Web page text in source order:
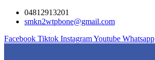
Skip
04812913201
smkn2wtpbone@gmail.com
Facebook Tiktok InstagramYoutube Whatsapp